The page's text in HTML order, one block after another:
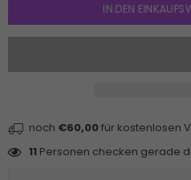
IN DEN
noch €60,00 für kostenlosen
11 Personen checken gerade